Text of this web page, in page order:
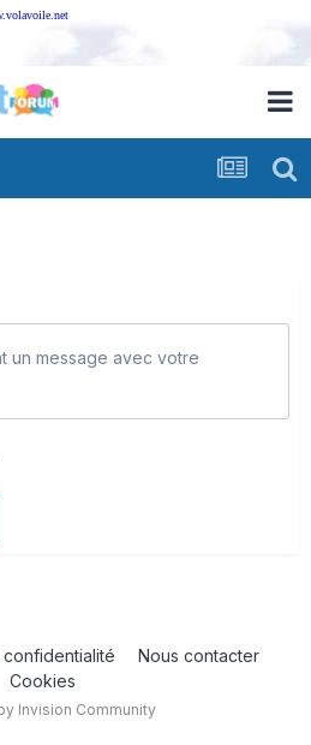
un message avec votre
Nous contacter
Cookies
Invision Community